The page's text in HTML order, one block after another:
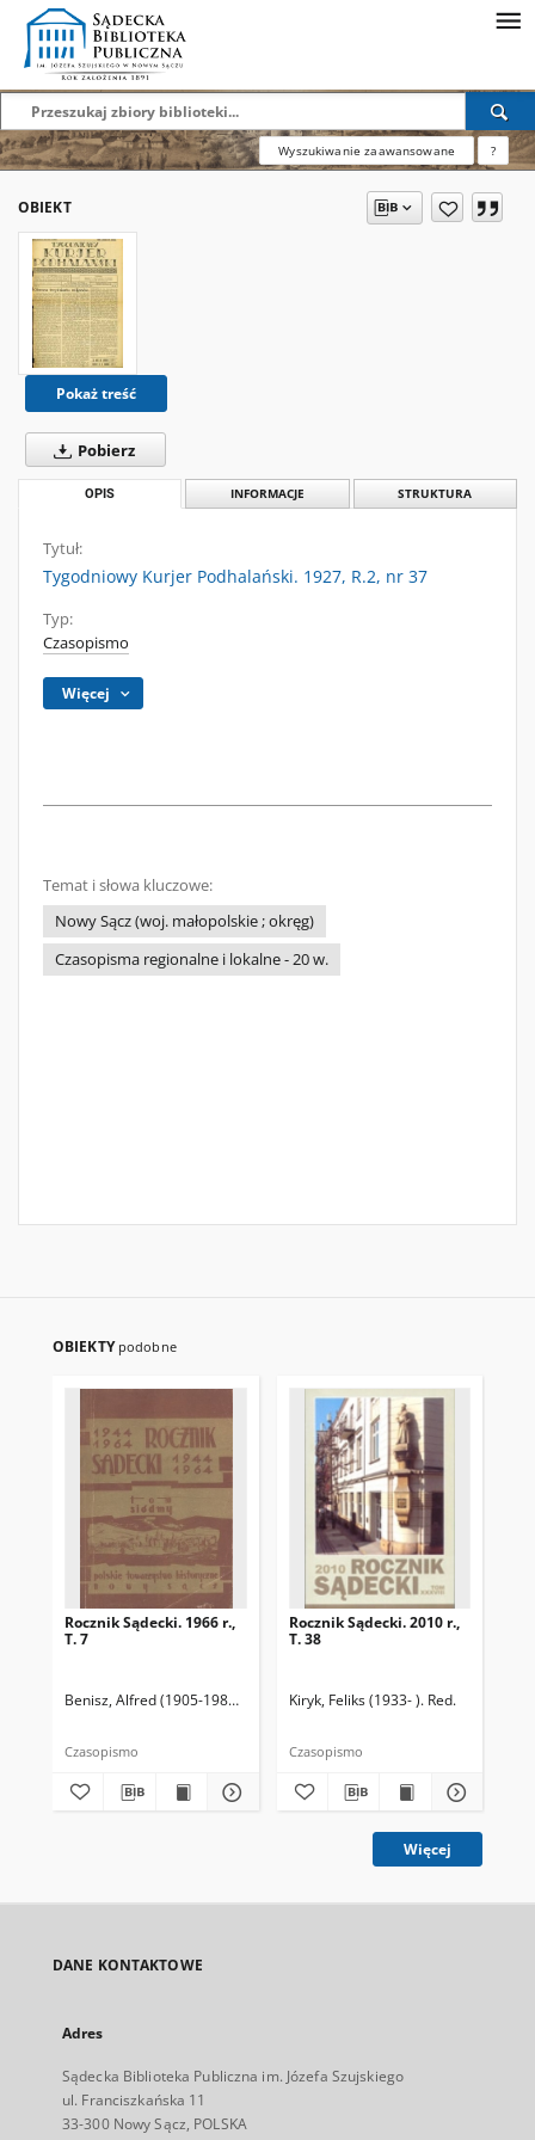
Wyszukiwanie zaawansowane ?
OBIEKT
Pokaż treść
Pobierz
OPIS INFORMACJE STRUKTURA
Tytuł:
Tygodniowy Kurjer Podhalański. 1927, R.2, nr 37
Typ:
Czasopismo
Więcej
Temat i słowa kluczowe:
Nowy Sącz (woj. małopolskie ; okręg)
Czasopisma regionalne i lokalne - 20 w.
OBIEKTY podobne
Rocznik Sądecki. 1966 r.,
T. 7
Benisz, Alfred (1905-1987). Red. Czernecka, Stefania. Red.
Czasopismo
Rocznik Sądecki. 2010 r.,
T. 38
Kiryk, Feliks (1933- ). Red.
Czasopismo
Więcej
DANE KONTAKTOWE
Adres
Sądecka Biblioteka Publiczna im. Józefa Szujskiego
ul. Franciszkańska 11
33-300 Nowy Sącz, POLSKA